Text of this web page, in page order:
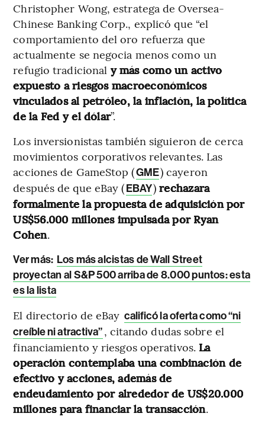
Christopher Wong, estratega de Oversea-
Chinese Banking Corp., explicó que “el
comportamiento del oro refuerza que
actualmente se negocia menos como un
refugio tradicional y más como un activo
expuesto a riesgos macroeconómicos
vinculados al petróleo, la inflación, la política
de la Fed y el dólar”.
Los inversionistas también siguieron de cerca
movimientos corporativos relevantes. Las
acciones de GameStop (GME) cayeron
después de que eBay (EBAY)rechazara
formalmente la propuesta de adquisición por
US$56.000 millones impulsada por Ryan
Cohen.
Ver más: Los más alcistas de Wall Street
proyectan al S&P 500 arriba de 8.000 puntos: esta
es la lista
El directorio de eBay calificó la oferta como “ni
creíble ni atractiva”, citando dudas sobre el
financiamiento y riesgos operativos. La
operación contemplaba una combinación de
efectivo y acciones, además de
endeudamiento por alrededor de US$20.000
millones para financiar la transacción.